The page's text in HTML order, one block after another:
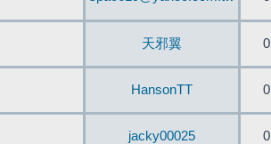
天邪翼 0
HansonTT 0
jacky00025 0